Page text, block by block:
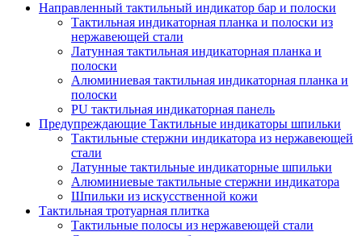
Направленный тактильный индикатор бар и полоски
Тактильная индикаторная планка и полоски из
нержавеющей стали
Латунная тактильная индикаторная планка и
полоски
Алюминиевая тактильная индикаторная планка и
полоски
PU тактильная индикаторная панель
Предупреждающие Тактильные индикаторы шпильки
Тактильные стержни индикатора из нержавеющей
стали
Латунные тактильные индикаторные шпильки
Алюминиевые тактильные стержни индикатора
Шпильки из искусственной кожи
Тактильная тротуарная плитка
Тактильные полосы из нержавеющей стали